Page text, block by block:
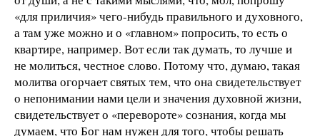
«для приличия» чего-нибудь правильного и духовного,
а там уже можно и о «главном» попросить, то есть о
квартире, например. Вот если так думать, то лучше и
не молиться, честное слово. Потому что, думаю, такая
молитва огорчает святых тем, что она свидетельствует
о непонимании нами цели и значения духовной жизни,
свидетельствует о «перевороте» сознания, когда мы
думаем, что Бог нам нужен для того, чтобы решать